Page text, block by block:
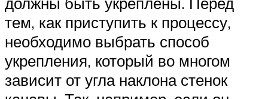
тем, как приступить к процессу,
необходимо выбрать способ
укрепления, который во многом
зависит от угла наклона стенок